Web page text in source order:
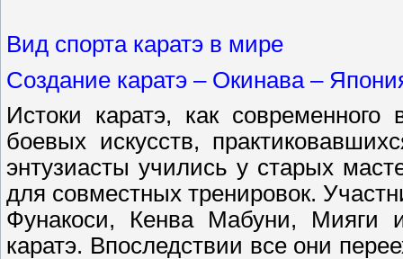
Вид спорта каратэ в мире
Создание каратэ – Окинава –
Истоки каратэ, как
боевых искусств,
энтузиасты учились у старых
для совместных тренировок.
Фунакоси, Кенва Мабуни, Мияги
каратэ. Впоследствии все они